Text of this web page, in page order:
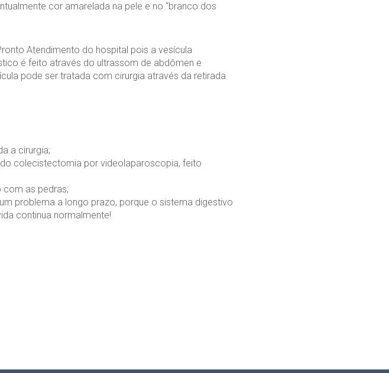
cor amarelada na pele e no “branco dos
Atendimento do hospital pois a vesícula
é feito através do ultrassom de abdômen e
pode ser tratada com cirurgia através da retirada
a cirurgia;
colecistectomia por videolaparoscopia, feito
com as pedras;
problema a longo prazo, porque o sistema digestivo
continua normalmente!